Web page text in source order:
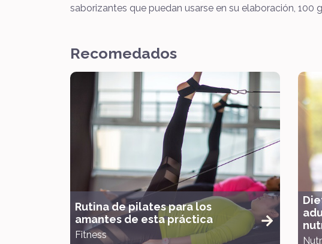
saborizantes que puedan usarse en su elaboración,
Recomedados
Rutina de pilates para los
amantes de esta práctica
Fitness